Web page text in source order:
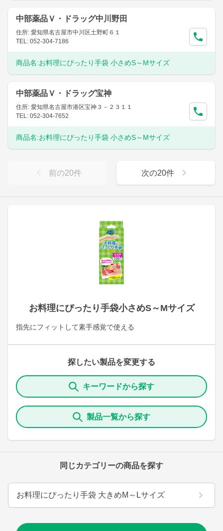
お料理にぴったり手袋小さめS～Mサイズ
指先にフィットして素手感覚で使える
探したい製品を変更する
キーワードから探す
製品一覧から探す
同じカテゴリーの商品を探す
お料理にぴったり手袋 大きめM～Lサイズ
中部薬品Ｖ・ドラッグ中川野田
住所: 愛知県名古屋市中川区土野町６１
TEL: 052-304-7186
商品名:お料理にぴったり手袋 小さめS～Mサイズ
中部薬品Ｖ・ドラッグ宝神
住所: 愛知県名古屋市港区宝神３－２３１１
TEL: 052-304-7652
商品名:お料理にぴったり手袋 小さめS～Mサイズ
前の20件 次の20件